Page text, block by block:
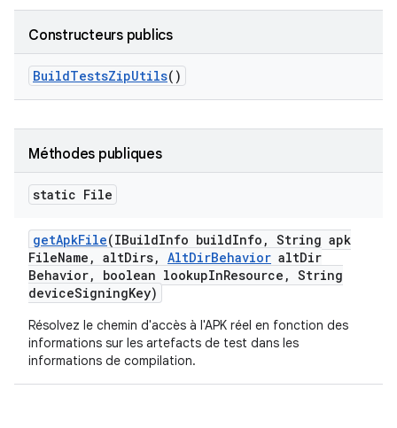
Constructeurs publics
BuildTestsZipUtils()
Méthodes publiques
static File
getApkFile(IBuildInfo buildInfo , String apk
FileName , altDirs, AltDirBehavior altDir
Behavior, boolean lookupInResource , String
deviceSigningKey)
Résolvez le chemin d'accès à l'APK réel en fonction des
informations sur les artefacts de test dans les
informations de compilation.